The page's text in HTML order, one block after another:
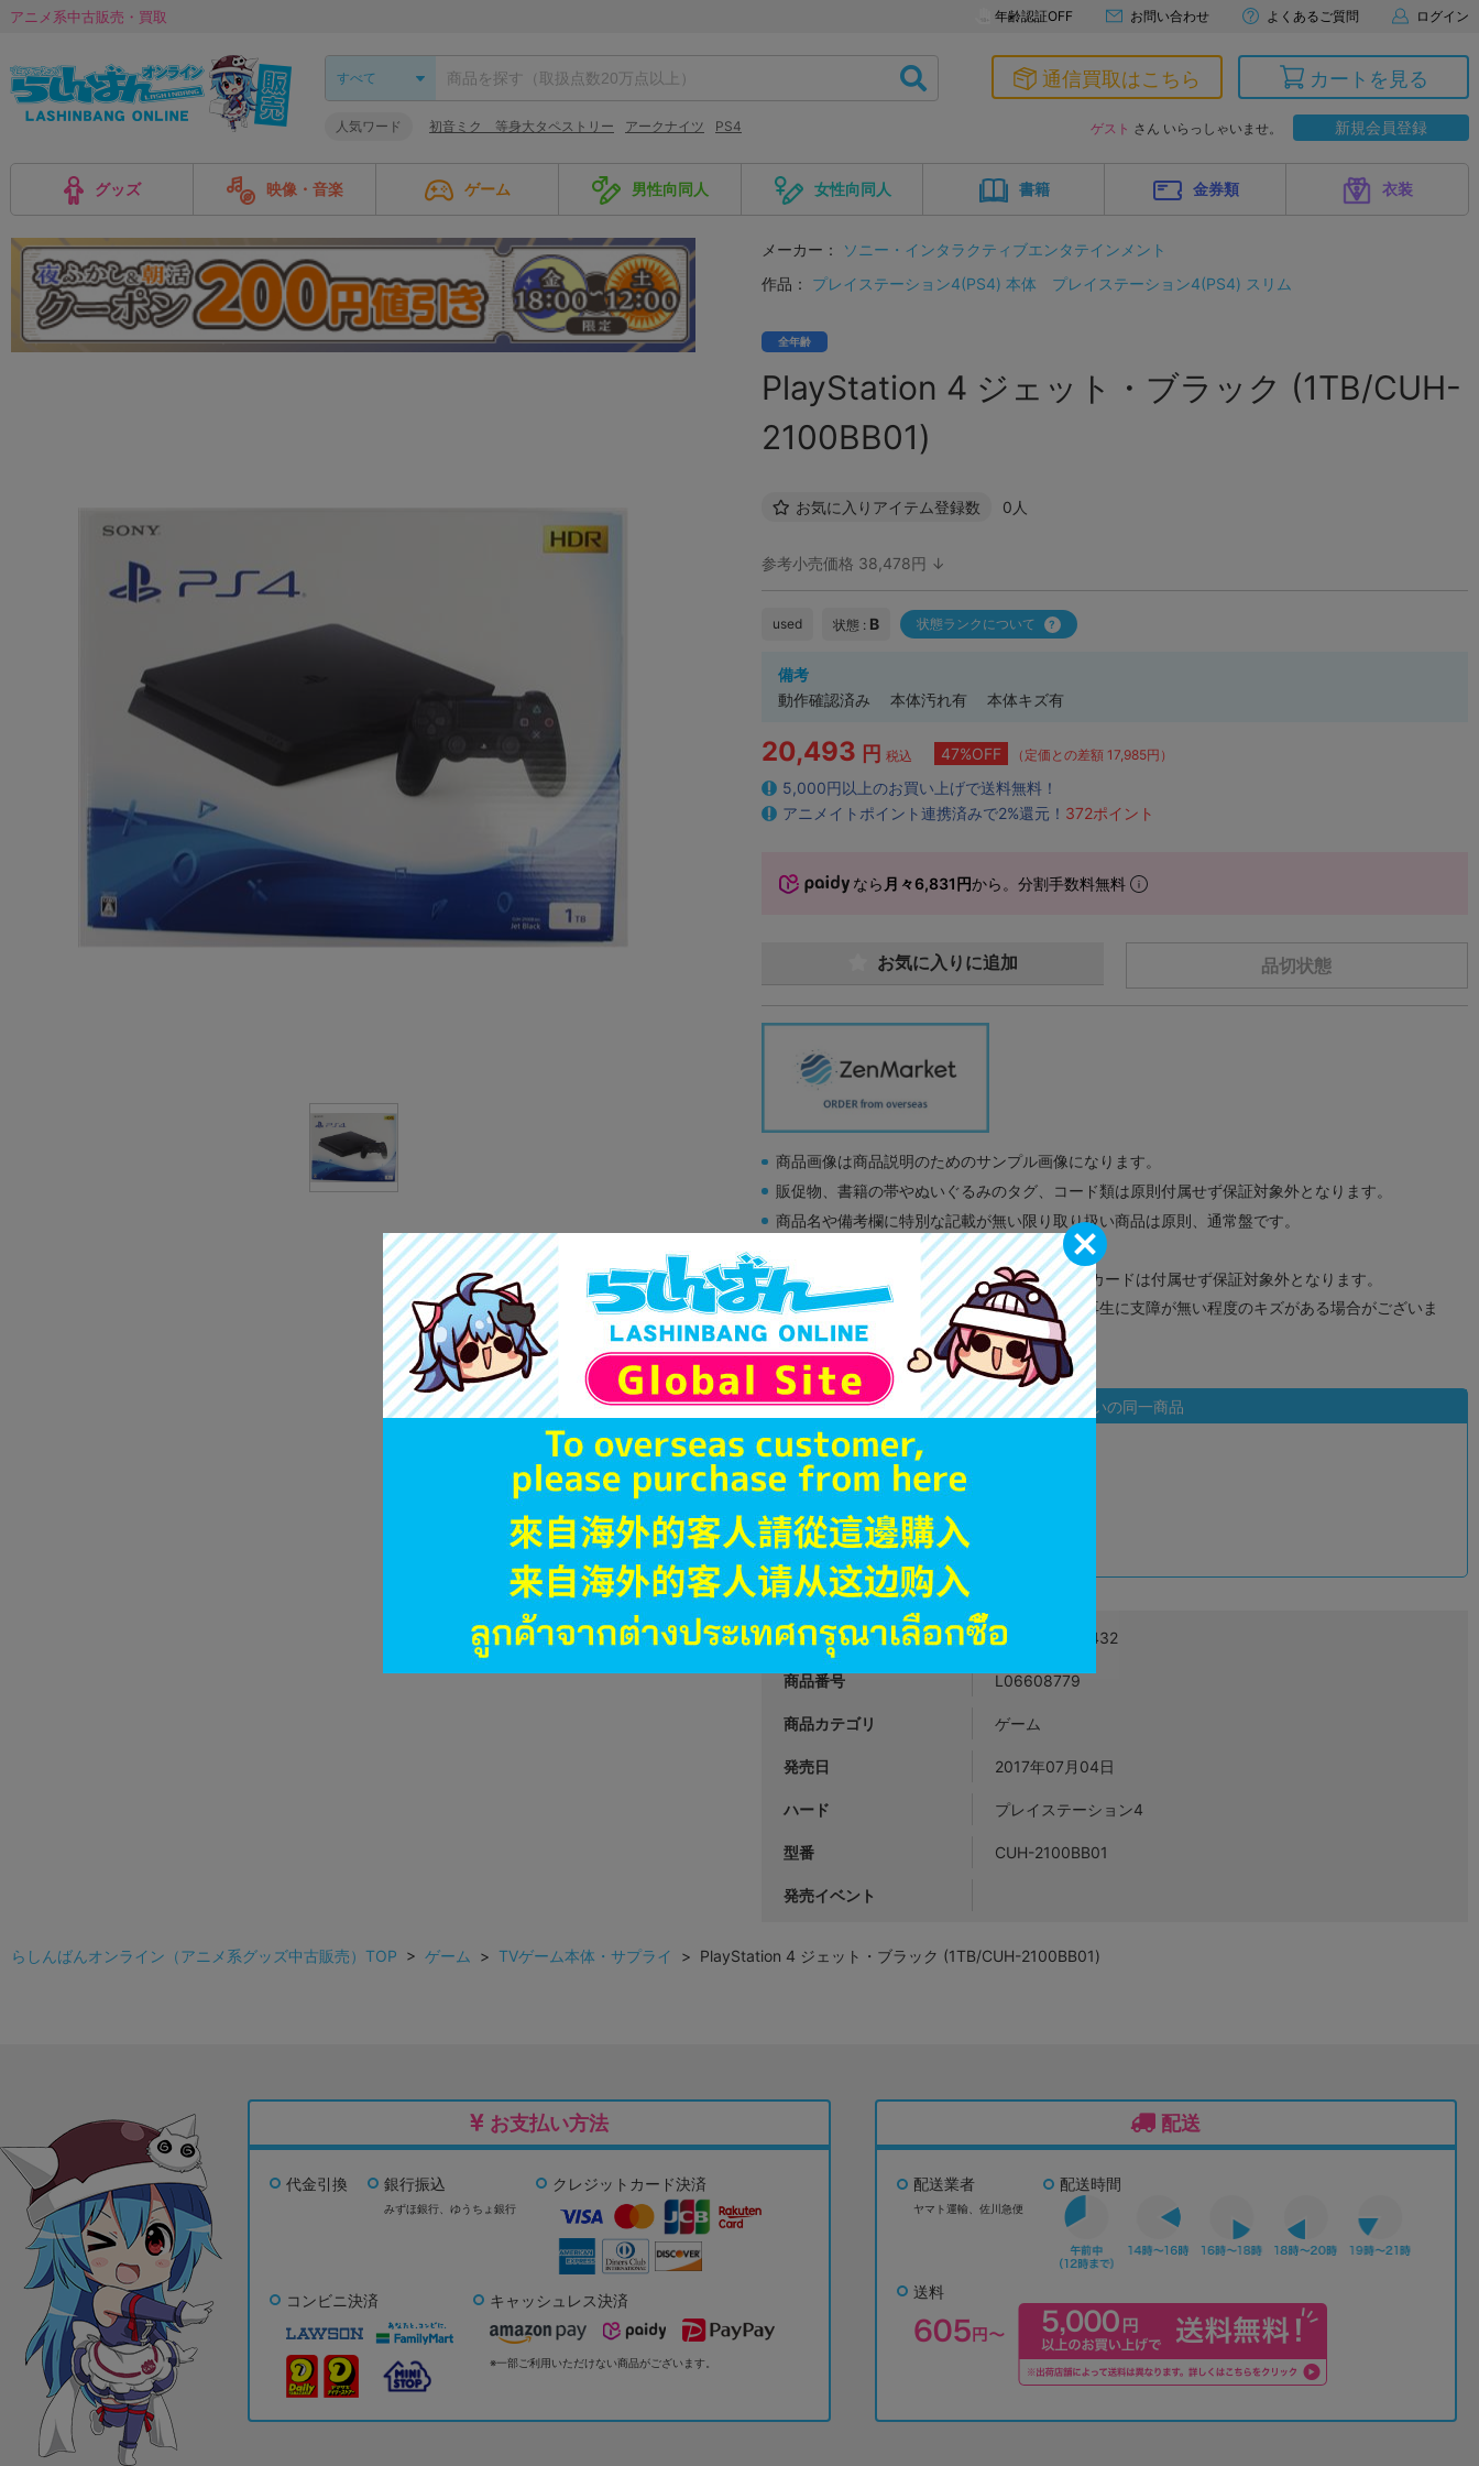
アニメ系中古販売・買取 年齢認証OFF お問い合わせ よくあるご質問 ログイン
人気ワード 初音ミク 等身大タペストリー アークナイツ PS4
通信買取はこちら カートを見る
ゲスト さん いらっしゃいませ。 新規会員登録
グッズ 映像・音楽 ゲーム 男性向同人 女性向同人 書籍 金券類 衣装
メーカー：
ソニー・インタラクティブエンタテインメント
作品：
プレイステーション4(PS4) 本体 プレイステーション4(PS4) スリム
全年齢
PlayStation 4 ジェット・ブラック (1TB/CUH-
2100BB01)
お気に入りアイテム登録数 0人
参考小売価格 38,478円 ↓
used 状態 : B 状態ランクについて
備考
動作確認済み 本体汚れ有 本体キズ有
20,493 円 税込 47%OFF （定価との差額 17,985円）
5,000円以上のお買い上げで送料無料！
アニメイトポイント連携済みで2%還元！ 372ポイント
なら 月々6,831円から。分割手数料無料
品切状態
お気に入りに追加
商品画像は商品説明のためのサンプル画像になります。
販促物、書籍の帯やぬいぐるみのタグ、コード類は原則付属せず保証対象外となります。
商品名や備考欄に特別な記載が無い限り取り扱い商品は原則、通常盤です。
「電池」は原則として保証対象外となります。
ゲーム機本体には、SDカードなどのメモリーカードは付属せず保証対象外となります。
ディスク類の読み取り面のキズに関しまして再生に支障が無い程度のキズがある場合がございま
す。
※詳細につきましてはコチラ
状態違いの同一商品
状態 :A
オンライン
品切状態 19,900円 税込
JANコード 4948872414432
商品番号 L06608779
商品カテゴリ ゲーム
発売日 2017年07月04日
ハード プレイステーション4
型番 CUH-2100BB01
発売イベント
らしんばんオンライン（アニメ系グッズ中古販売）TOP > ゲーム > TVゲーム本体・サプライ > PlayStation 4 ジェット・ブラック (1TB/CUH-2100BB01)
お支払い方法
代金引換 銀行振込
みずほ銀行、 ゆうちょ銀行
クレジットカード決済
コンビニ決済 キャッシュレス決済
※一部ご利用いただけない商品がございます。
配送
配送業者
ヤマト運輸、佐川急便
配送時間
送料